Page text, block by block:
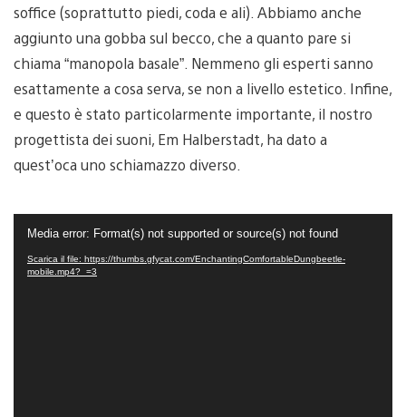
soffice (soprattutto piedi, coda e ali). Abbiamo anche
aggiunto una gobba sul becco, che a quanto pare si
chiama “manopola basale”. Nemmeno gli esperti sanno
esattamente a cosa serva, se non a livello estetico. Infine,
e questo è stato particolarmente importante, il nostro
progettista dei suoni, Em Halberstadt, ha dato a
quest’oca uno schiamazzo diverso.
Player
Media error: Format(s) not supported or source(s) not found
Scarica il file: https://thumbs.gfycat.com/EnchantingComfortableDungbeetle-
mobile.mp4?_=3